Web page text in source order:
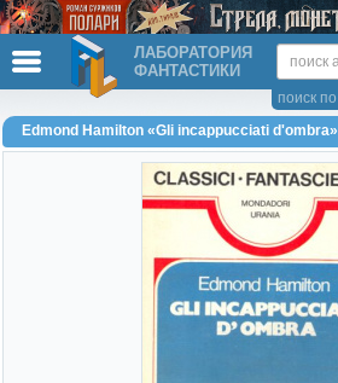
ЛАБОРАТОРИЯ
ФАНТАСТИКИ
поиск
Edmond Hamilton «Gli incappucciati d'ombra»